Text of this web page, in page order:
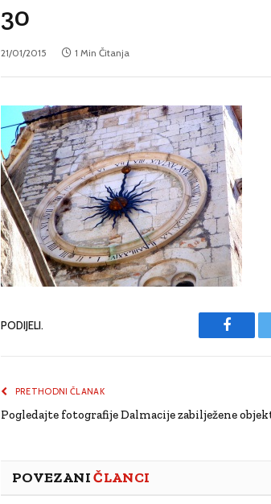
30
21/01/2015 1 Min Čitanja
PODIJELI.
PRETHODNI ČLANAK
Pogledajte fotografije Dalmacije zabilježene
POVEZANIČLANCI